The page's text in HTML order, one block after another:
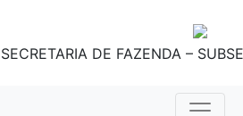
SECRETARIA DE FAZENDA –